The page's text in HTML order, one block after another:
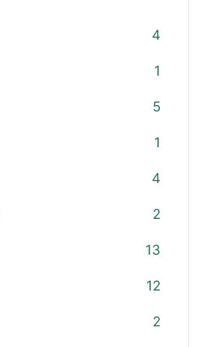
4
1
5
1
4
2
13
12
2